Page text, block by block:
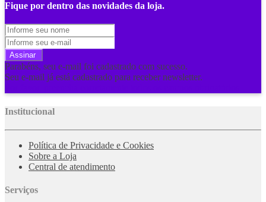
Fique por dentro das novidades da loja.
Assinar
Parabéns, seu e-mail foi cadastrado com sucesso.
Seu e-mail já está cadastrado para receber newsletter.
Institucional
Política de Privacidade e Cookies
Sobre a Loja
Central de atendimento
Serviços